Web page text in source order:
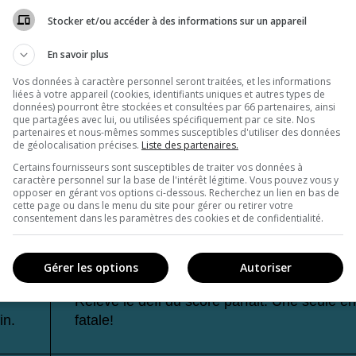
Relève le défi du score parfait. Une seule
fatale!
Stocker et/ou accéder à des informations sur un appareil
En savoir plus
Vos données à caractère personnel seront traitées, et les informations
liées à votre appareil (cookies, identifiants uniques et autres types de
données) pourront être stockées et consultées par 66 partenaires, ainsi
que partagées avec lui, ou utilisées spécifiquement par ce site. Nos
partenaires et nous-mêmes sommes susceptibles d'utiliser des données
de géolocalisation précises. Liste des partenaires.
Certains fournisseurs sont susceptibles de traiter vos données à
caractère personnel sur la base de l'intérêt légitime. Vous pouvez vous y
opposer en gérant vos options ci-dessous. Recherchez un lien en bas de
cette page ou dans le menu du site pour gérer ou retirer votre
consentement dans les paramètres des cookies et de confidentialité.
Autoriser
Gérer les options